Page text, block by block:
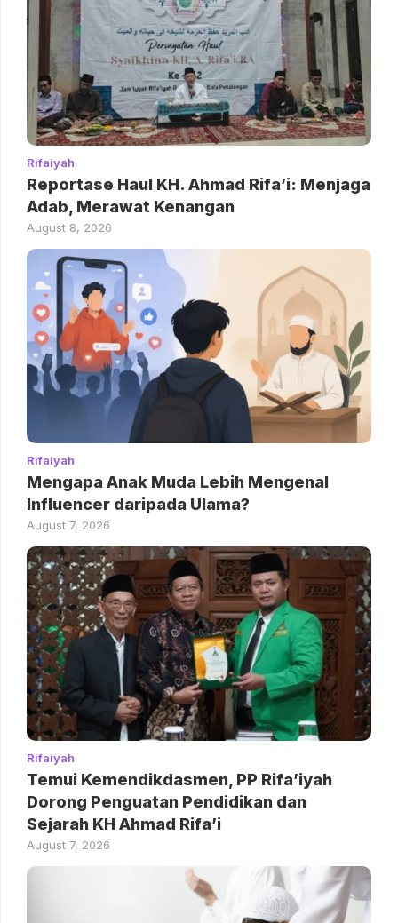
Rifaiyah
Reportase Haul KH. Ahmad Rifa’i: Menjaga
Adab, Merawat Kenangan
August 8, 2026
Rifaiyah
Mengapa Anak Muda Lebih Mengenal
Influencer daripada Ulama?
August 7, 2026
Rifaiyah
Temui Kemendikdasmen, PP Rifa’iyah
Dorong Penguatan Pendidikan dan
Sejarah KH Ahmad Rifa’i
August 7, 2026